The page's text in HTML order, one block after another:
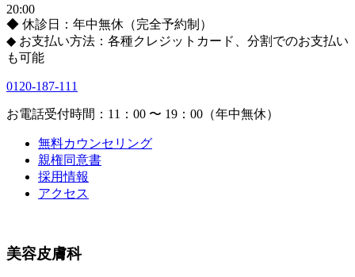
20:00
◆ 休診日：年中無休（完全予約制）
◆ お支払い方法：各種クレジットカード、分割でのお支払い
も可能
0120-187-111
お電話受付時間：11：00 〜 19：00（年中無休）
無料カウンセリング
親権同意書
採用情報
アクセス
美容皮膚科